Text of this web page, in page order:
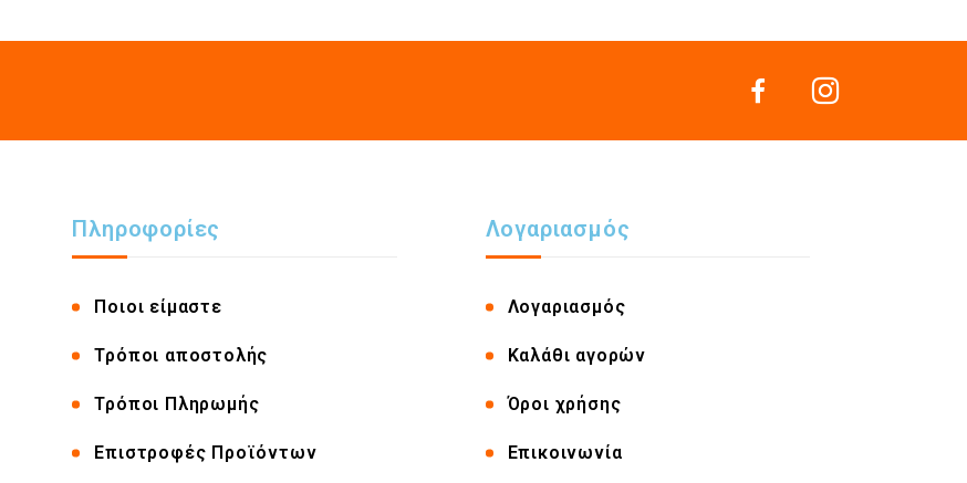
Πληροφορίες
Ποιοι είμαστε
Τρόποι αποστολής
Τρόποι Πληρωμής
Επιστροφές Προϊόντων
Λογαριασμός
Λογαριασμός
Καλάθι αγορών
Όροι χρήσης
Επικοινωνία